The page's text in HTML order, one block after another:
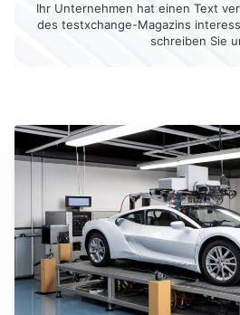
Ihr Unternehmen hat einen Text
des testxchange-Magazins
schreiben Sie